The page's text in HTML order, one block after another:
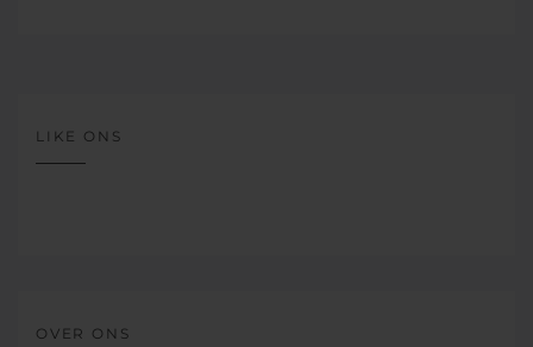
LIKE ONS
OVER ONS